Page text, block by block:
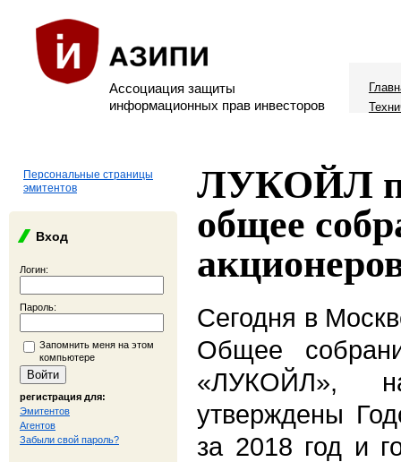
Ассоциация защиты
информационных прав инвесторов
Персональные страницы
эмитентов
Вход
Логин:
Пароль:
Запомнить меня на этом
компьютере
регистрация для:
Эмитентов
Агентов
Забыли свой пароль?
ЛУКОЙЛ
общее
Сегодня в
Общее
«ЛУКОЙЛ»,
утверждены
за 2018 год и